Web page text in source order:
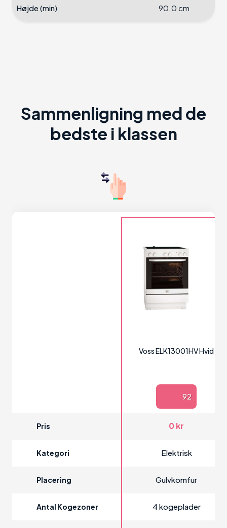
Højde (min) 90.0 cm
Sammenligning med de
bedste i klassen
Voss ELK13001HV Hvid
92
Pris 0 kr
Kategori Elektrisk
Placering Gulvkomfur
Antal Kogezoner 4 kogeplader